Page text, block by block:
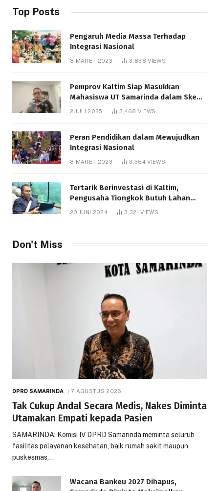
Top Posts
Pengaruh Media Massa Terhadap
Integrasi Nasional
8 MARET 2023 3,838VIEWS
Pemprov Kaltim Siap Masukkan
Mahasiswa UT Samarinda dalam Skema
Bantuan Pendidikan Gratispol
2 JULI 2025 3,468 VIEWS
Peran Pendidikan dalam Mewujudkan
Integrasi Nasional
8 MARET 2023 3,364VIEWS
Tertarik Berinvestasi di Kaltim,
Pengusaha Tiongkok Butuh Lahan
20 JUNI 2024 3,321VIEWS
Don't Miss
DPRD SAMARINDA 7 AGUSTUS 2026
Tak Cukup Andal Secara Medis, Nakes Diminta
Utamakan Empati kepada Pasien
SAMARINDA: Komisi IV DPRD Samarinda meminta seluruh
fasilitas pelayanan kesehatan, baik rumah sakit maupun
puskesmas,…
Wacana Bankeu 2027 Dihapus,